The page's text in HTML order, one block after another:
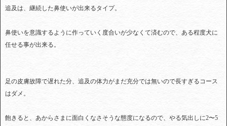
追及は、継続した鼻使いが出来るタイプ。
鼻使いを意識するように作っていく度合いが少なくて済むので、ある程度犬に
任せる事が出来る。
足の皮膚故障で遅れた分、追及の体力がまだ充分では無いので長すぎるコース
はダメ。
飽きると、あからさまに面白くなさそうな態度になるので、やる気出しに2〜5